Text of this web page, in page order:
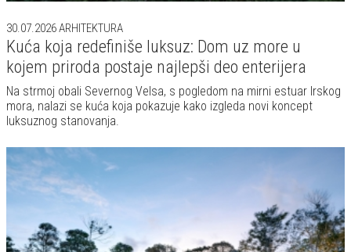
27.07.2026ARHITEKTURA
Vila iz snova u Brazilu: Ovaj tropski dom briše
granicu između luksuznog enterijera i beskrajnog
pogleda na more